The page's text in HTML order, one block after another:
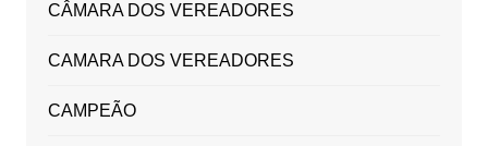
CÂMARA DOS VEREADORES
CAMARA DOS VEREADORES
CAMPEÃO